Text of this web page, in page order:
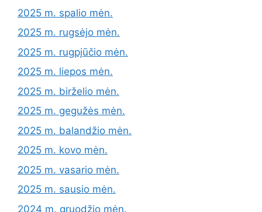
2025 m. spalio mėn.
2025 m. rugsėjo mėn.
2025 m. rugpjūčio mėn.
2025 m. liepos mėn.
2025 m. birželio mėn.
2025 m. gegužės mėn.
2025 m. balandžio mėn.
2025 m. kovo mėn.
2025 m. vasario mėn.
2025 m. sausio mėn.
2024 m. gruodžio mėn.